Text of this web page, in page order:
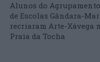
Alunos do Agrupamento
de Escolas Gândara-Mar
recriaram Arte-Xávega
Praia da Tocha